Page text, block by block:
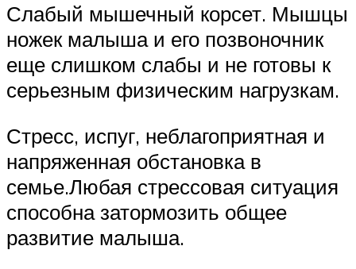
Слабый мышечный корсет. Мышцы
ножек малыша и его позвоночник
еще слишком слабы и не готовы к
серьезным физическим нагрузкам.
Стресс, испуг, неблагоприятная и
напряженная обстановка в
семье.Любая стрессовая ситуация
способна затормозить общее
развитие малыша.